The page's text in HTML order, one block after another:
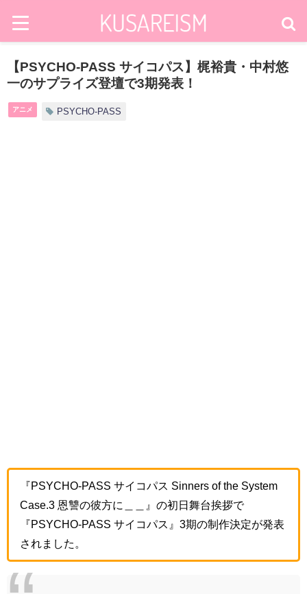
【PSYCHO-PASS サイコパス】梶裕貴・中村悠
一のサプライズ登壇で3期発表！
アニメ PSYCHO-PASS
『PSYCHO-PASS サイコパス Sinners of the System
Case.3 恩讐の彼方に＿＿』の初日舞台挨拶で
『PSYCHO-PASS サイコパス』3期の制作決定が発表
されました。